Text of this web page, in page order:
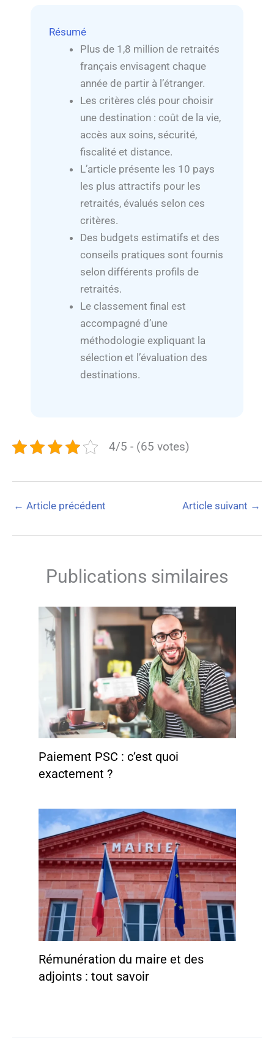
Résumé
Plus de 1,8 million de retraités
français envisagent chaque
année de partir à l’étranger.
Les critères clés pour choisir
une destination : coût de la vie,
accès aux soins, sécurité,
fiscalité et distance.
L’article présente les 10 pays
les plus attractifs pour les
retraités, évalués selon ces
critères.
Des budgets estimatifs et des
conseils pratiques sont fournis
selon différents profils de
retraités.
Le classement final est
accompagné d’une
méthodologie expliquant la
sélection et l’évaluation des
destinations.
4/5 - (65 votes)
← Article précédent Article suivant →
Publications similaires
Paiement PSC : c’est quoi
exactement ?
Rémunération du maire et des
adjoints : tout savoir